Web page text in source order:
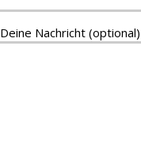
Deine Nachricht (optional)